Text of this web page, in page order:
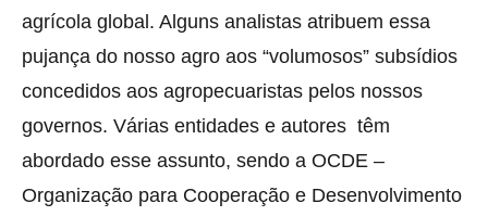
agrícola global. Alguns analistas atribuem essa
pujança do nosso agro aos “volumosos” subsídios
concedidos aos agropecuaristas pelos nossos
governos. Várias entidades e autores têm
abordado esse assunto, sendo a OCDE –
Organização para Cooperação e Desenvolvimento